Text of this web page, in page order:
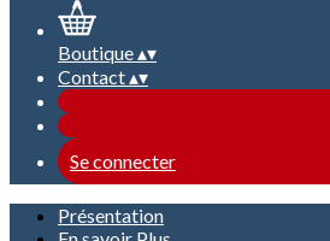
Boutique▴▾
Contact▴▾
Se connecter
Présentation